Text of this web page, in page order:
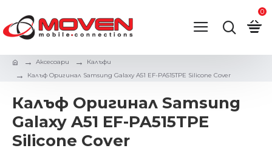
0
Аксесоари
Калъфи
Калъф Оригинал Samsung Galaxy A51 EF-PA515TPE Silicone Cover
Калъф Оригинал Samsung
Galaxy A51 EF-PA515TPE
Silicone Cover